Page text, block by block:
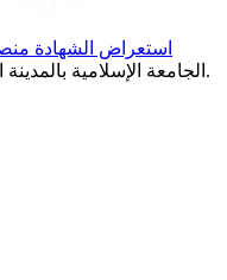
الجامعة الإسلامية . جميع الحقوق محفوظة.